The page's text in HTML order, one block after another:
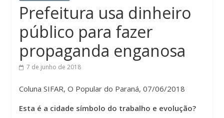
Prefeitura usa dinheiro
público para fazer
propaganda enganosa
7 de junho de 2018
Coluna SIFAR, O Popular do Paraná, 07/06/2018
Esta é a cidade símbolo do trabalho e evolução?